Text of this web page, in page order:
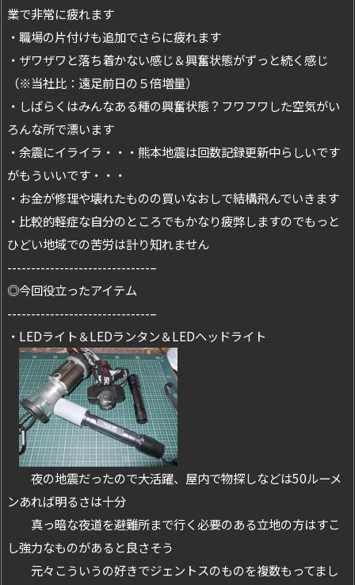
業で非常に疲れます
・職場の片付けも追加でさらに疲れます
・ザワザワと落ち着かない感じ＆興奮状態がずっと続く感じ
（※当社比：遠足前日の５倍増量）
・しばらくはみんなある種の興奮状態？フワフワした空気がい
ろんな所で漂います
・余震にイライラ・・・熊本地震は回数記録更新中らしいです
がもういいです・・・
・お金が修理や壊れたものの買いなおしで結構飛んでいきます
・比較的軽症な自分のところでもかなり疲弊しますのでもっと
ひどい地域での苦労は計り知れません
------------------------------–
◎今回役立ったアイテム
------------------------------–
・LEDライト＆LEDランタン＆LEDヘッドライト
夜の地震だったので大活躍、屋内で物探しなどは50ルーメ
ンあれば明るさは十分
真っ暗な夜道を避難所まで行く必要のある立地の方はすこ
し強力なものがあると良さそう
元々こういうの好きでジェントスのものを複数もってまし